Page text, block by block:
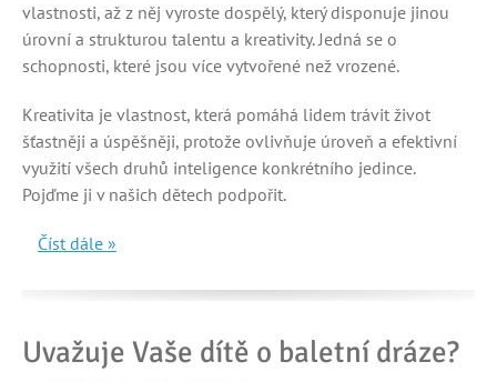
vlastnosti, až z něj vyroste dospělý, který disponuje jinou
úrovní a strukturou talentu a kreativity. Jedná se o
schopnosti, které jsou více vytvořené než vrozené.
Kreativita je vlastnost, která pomáhá lidem trávit život
šťastněji a úspěšněji, protože ovlivňuje úroveň a efektivní
využití všech druhů inteligence konkrétního jedince.
Pojďme ji v našich dětech podpořit.
Číst dále »
Uvažuje Vaše dítě o baletní dráze?